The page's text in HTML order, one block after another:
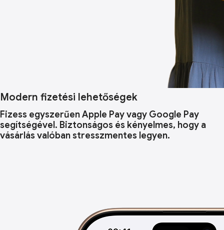
Modern fizetési lehetőségek
Fizess egyszerűen Apple Pay vagy Google Pay
segítségével. Biztonságos és kényelmes, hogy a
vásárlás valóban stresszmentes legyen.